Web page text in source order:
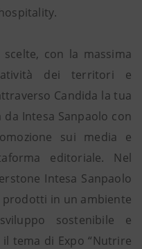
con la massima
dei territori e
Candida la tua
Intesa Sanpaolo con
sui media e
editoriale. Nel
Intesa Sanpaolo
prodotti in un ambiente
sostenibile e
tema di Expo “Nutrire